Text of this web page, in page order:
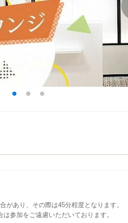
があり、その際は45分程度となります。
参加をご遠慮いただいております。